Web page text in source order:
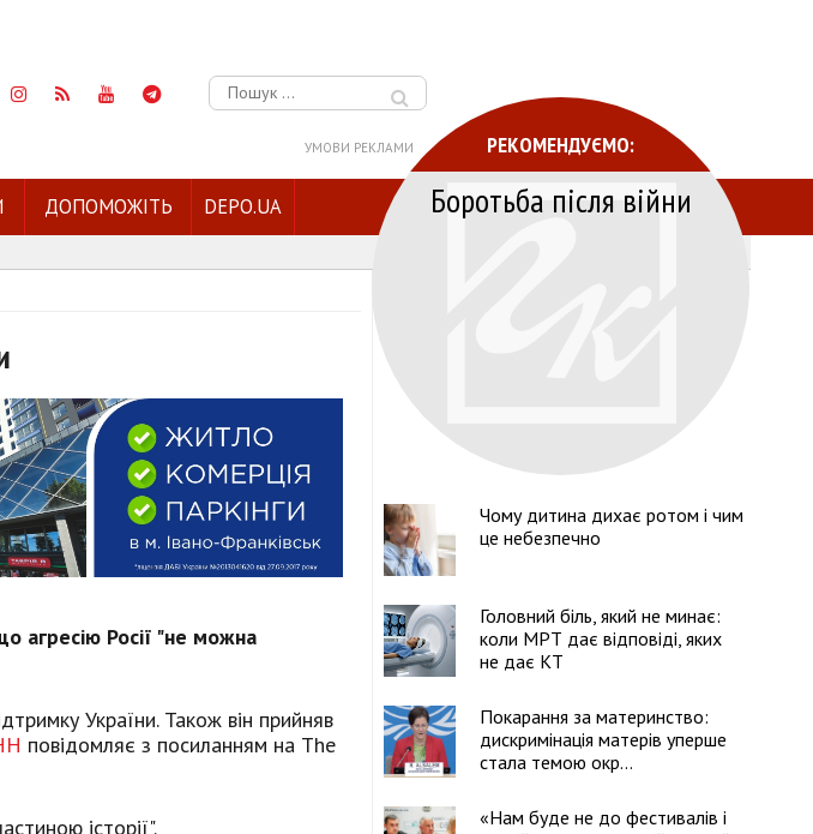
Пошук:
УМОВИ РЕКЛАМИ
ДОПОМОЖІТЬ DEPO.UA
агресію Росії "не можна
України. Також він прийняв
повідомляє з посиланням на The
історії".
РЕКОМЕНДУЄМО:
Боротьба після війни
Чому дитина дихає ротом і чим
це небезпечно
Головний біль, який не минає:
коли МРТ дає відповіді, яких
не дає КТ
Покарання за материнство:
дискримінація матерів уперше
стала темою окр...
«Нам буде не до фестивалів і